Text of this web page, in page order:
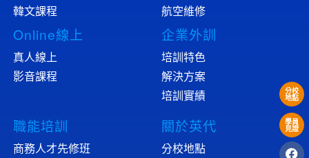
韓文課程
Online線上
真人線上
影音課程
航空維修
企業外訓
培訓特色
解決方案
培訓實績
職能培訓
商務人才先修班
關於英代
分校地點
分校
地點
學員
見證